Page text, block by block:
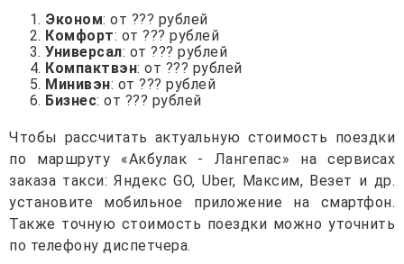
Эконом: от ??? рублей
Комфорт: от ??? рублей
Универсал: от ??? рублей
Компактвэн: от ??? рублей
Минивэн: от ??? рублей
Бизнес: от ??? рублей
Чтобы рассчитать актуальную стоимость поездки
по маршруту «Акбулак - Лангепас» на сервисах
заказа такси: Яндекс GO, Uber, Максим, Везет и др.
установите мобильное приложение на смартфон.
Также точную стоимость поездки можно уточнить
по телефону диспетчера.